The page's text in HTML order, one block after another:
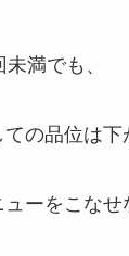
満でも、
の品位は下
ーをこなせ